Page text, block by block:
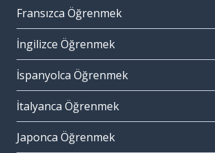
Fransızca Öğrenmek
İngilizce Öğrenmek
İspanyolca Öğrenmek
İtalyanca Öğrenmek
Japonca Öğrenmek